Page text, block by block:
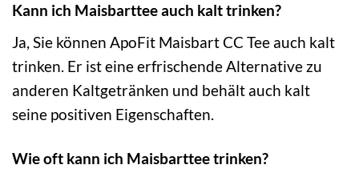
Kann ich Maisbarttee auch kalt trinken?
Ja, Sie können ApoFit Maisbart CC Tee auch kalt
trinken. Er ist eine erfrischende Alternative zu
anderen Kaltgetränken und behält auch kalt
seine positiven Eigenschaften.
Wie oft kann ich Maisbarttee trinken?